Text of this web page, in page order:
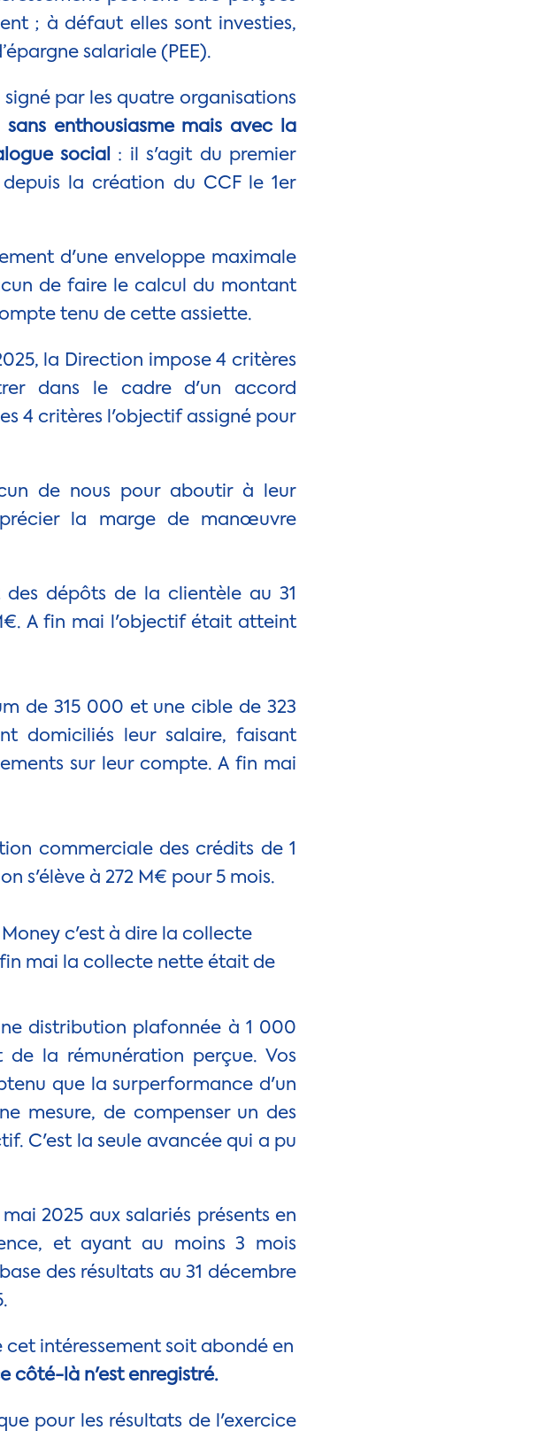
; à défaut elles sont investies,
salariale (PEE).
par les quatre organisations
sans enthousiasme mais avec la
social
: il s'agit du premier
la création du CCF le 1er
d'une enveloppe maximale
de faire le calcul du montant
tenu de cette assiette.
la Direction impose 4 critères
dans le cadre d'un accord
4 critères l'objectif assigné pour
de nous pour aboutir à leur
la marge de manœuvre
dépôts de la clientèle au 31
A fin mai l'objectif était atteint
de 315 000 et une cible de 323
domiciliés leur salaire, faisant
sur leur compte. A fin mai
commerciale des crédits de 1
s'élève à 272 M€ pour 5 mois.
c'est à dire la collecte
mai la collecte nette était de
distribution plafonnée à 1 000
la rémunération perçue. Vos
que la surperformance d'un
mesure, de compenser un des
C'est la seule avancée qui a pu
2025 aux salariés présents en
et ayant au moins 3 mois
des résultats au 31 décembre
intéressement soit abondé en
côté-là n'est enregistré.
pour les résultats de l'exercice